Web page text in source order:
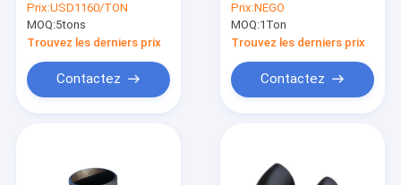
A234 WPB peinture
de Blakc de 0,5
pouces à 48 pouces
Prix:USD1160/TON
MOQ:5tons
Trouvez les derniers prix
Contactez
SCH40 SCH80
SCH160 de tuyau
d'acier de degré
Prix:NEGO
MOQ:1Ton
Trouvez les derniers prix
Contactez